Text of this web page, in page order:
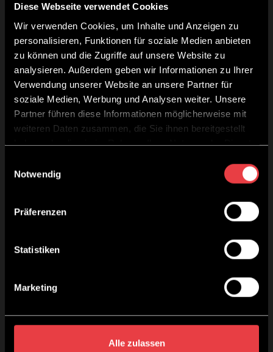
Diese Webseite verwendet Cookies
Wir verwenden Cookies, um Inhalte und Anzeigen zu
personalisieren, Funktionen für soziale Medien anbieten
zu können und die Zugriffe auf unsere Website zu
analysieren. Außerdem geben wir Informationen zu Ihrer
Verwendung unserer Website an unsere Partner für
soziale Medien, Werbung und Analysen weiter. Unsere
Partner führen diese Informationen möglicherweise mit
weiteren Daten zusammen, die Sie ihnen bereitgestellt
Notwendig
Präferenzen
Statistiken
Marketing
Alle zulassen
Aqua, Kaolin,
Paraffinum Liquidum,
Cera Microcristallina,
Euphorbia Cerifera
Cera, Cetearyl Alcohol,
Distearate, Steareth-20,